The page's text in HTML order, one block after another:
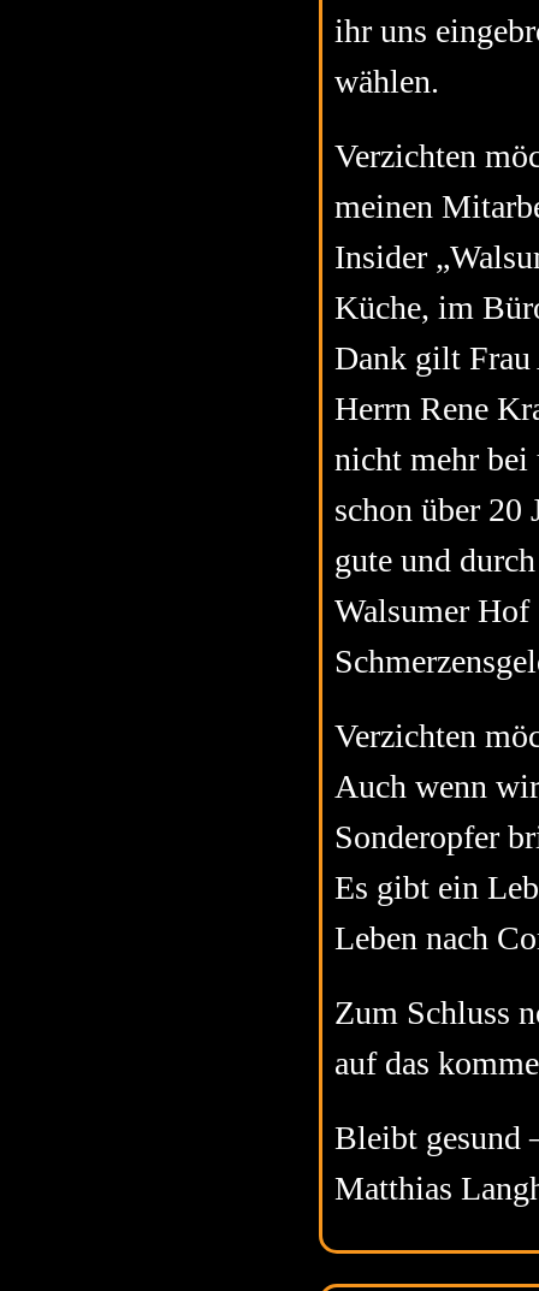
ihr uns
wählen.
Verzichten
meinen
Insider
Küche, im
Dank gilt Frau
Herrn Rene
nicht mehr
schon über 20
gute und
Walsumer Hof
Verzichten
Auch wenn
Sonderopfer
Es gibt ein
Leben nach
Zum Schluss
auf das
Bleibt gesund
Matthias